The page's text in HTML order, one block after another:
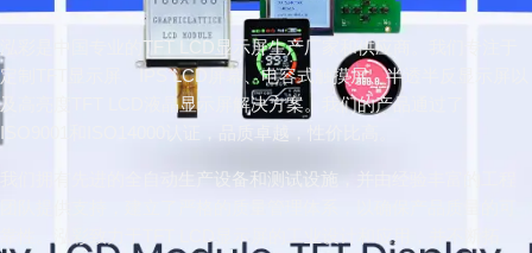
泓彩是中国专业的TFT LCD显示屏生产厂家和供应商。我们专注于
定制TFT显示屏、IPS LCD屏幕、电容式触摸屏、半透半反显示屏以
及高亮度TFT LCD液晶显示屏解决方案。我们的产品通过了
我们拥有先进的全自动生产设备和测试设施，并由经验丰富的工程
靠性。泓彩致力于TFT LCD显示屏的工业设计和应用，并不断拓